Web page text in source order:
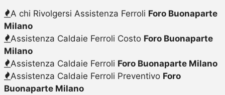
A chi Rivolgersi Assistenza Ferroli Foro Buonaparte
Milano
Assistenza Caldaie Ferroli Costo Foro Buonaparte
Milano
Assistenza Caldaie Ferroli Foro Buonaparte Milano
Assistenza Caldaie Ferroli Preventivo Foro
Buonaparte Milano